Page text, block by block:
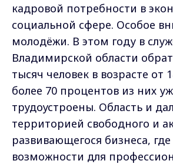
кадровой потребности в
социальной сфере. Особое
молодёжи. В этом году в
Владимирской области
тысяч человек в возрасте от
более 70 процентов из них
трудоустроены. Область и
территорией свободного и
развивающегося бизнеса, где
возможности для